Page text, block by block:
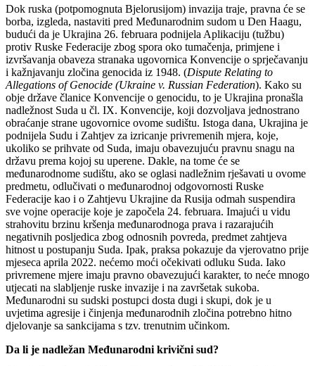
Dok ruska (potpomognuta Bjelorusijom) invazija traje, pravna će se
borba, izgleda, nastaviti pred Međunarodnim sudom u Den Haagu,
budući da je Ukrajina 26. februara podnijela Aplikaciju (tužbu)
protiv Ruske Federacije zbog spora oko tumačenja, primjene i
izvršavanja obaveza stranaka ugovornica Konvencije o sprječavanju
i kažnjavanju zločina genocida iz 1948. (Dispute Relating to
Allegations of Genocide (Ukraine v. Russian Federation). Kako su
obje države članice Konvencije o genocidu, to je Ukrajina pronašla
nadležnost Suda u čl. IX. Konvencije, koji dozvoljava jednostrano
obraćanje strane ugovornice ovome sudištu. Istoga dana, Ukrajina je
podnijela Sudu i Zahtjev za izricanje privremenih mjera, koje,
ukoliko se prihvate od Suda, imaju obavezujuću pravnu snagu na
državu prema kojoj su uperene. Dakle, na tome će se
međunarodnome sudištu, ako se oglasi nadležnim rješavati u ovome
predmetu, odlučivati o međunarodnoj odgovornosti Ruske
Federacije kao i o Zahtjevu Ukrajine da Rusija odmah suspendira
sve vojne operacije koje je započela 24. februara. Imajući u vidu
strahovitu brzinu kršenja međunarodnoga prava i razarajućih
negativnih posljedica zbog odnosnih povreda, predmet zahtjeva
hitnost u postupanju Suda. Ipak, praksa pokazuje da vjerovatno prije
mjeseca aprila 2022. nećemo moći očekivati odluku Suda. Iako
privremene mjere imaju pravno obavezujući karakter, to neće mnogo
utjecati na slabljenje ruske invazije i na završetak sukoba.
Međunarodni su sudski postupci dosta dugi i skupi, dok je u
uvjetima agresije i činjenja međunarodnih zločina potrebno hitno
djelovanje sa sankcijama s tzv. trenutnim učinkom.
Da li je nadležan Međunarodni krivični sud?